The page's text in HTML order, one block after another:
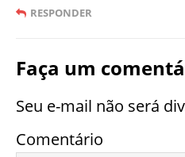
RESPONDER
Faça um
Seu e-mail não será
Comentário